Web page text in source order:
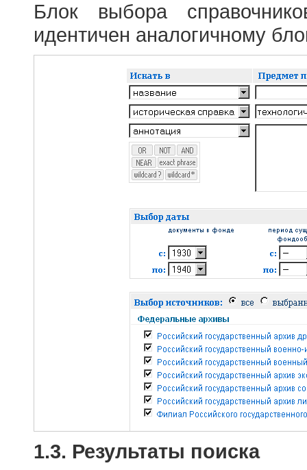
Блок выбора
идентичен аналогичному
1.3. Результаты поиска